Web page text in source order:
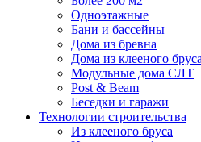
Одноэтажные
Бани и бассейны
Дома из бревна
Дома из клееного бруса
Модульные дома СЛТ
Post & Beam
Беседки и гаражи
Технологии строительства
Из клееного бруса